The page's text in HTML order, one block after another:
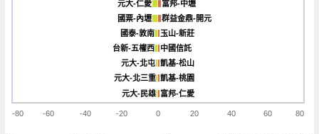
富邦-中壢
富邦-中壢
群益金鼎-開元
群益金鼎-開元
玉山-新莊
玉山-新莊
中國信託
中國信託
凱基-松山
凱基-松山
凱基-桃園
凱基-桃園
富邦-仁愛
富邦-仁愛
元大-仁愛
元大-仁愛
國票-內壢
國票-內壢
國泰-敦南
國泰-敦南
台新-五權西
台新-五權西
元大-北屯
元大-北屯
元大-北三重
元大-北三重
元大-民雄
元大-民雄
-80 -60 -40 -20 0 20 40 60 80